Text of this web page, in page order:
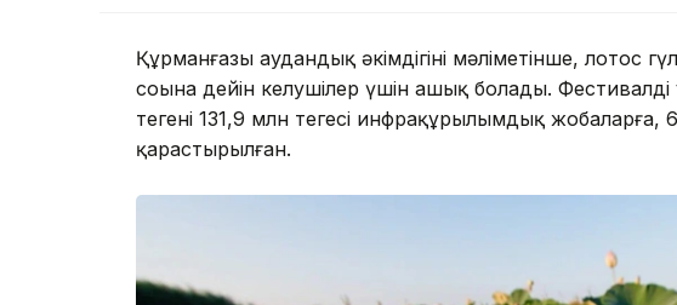
Құрманғазы аудандық әкімдігінің мәліметінше, лотос
соңына дейін келушілер үшін ашық болады.
теңгенің 131,9 млн теңгесі инфрақұрылымдық
қарастырылған.